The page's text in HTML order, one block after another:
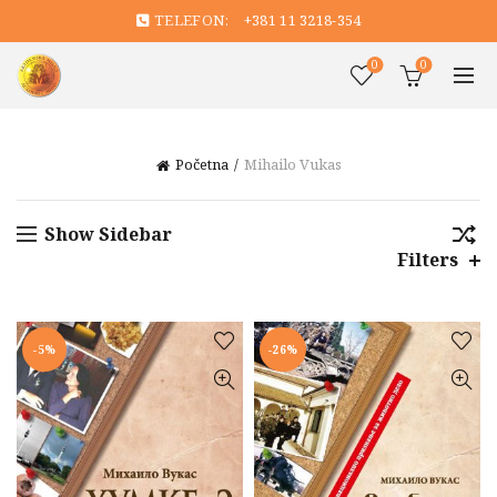
TELEFON: +381 11 3218-354
0 0
Početna Mihailo Vukas
Show Sidebar
Filters
-5% -26%